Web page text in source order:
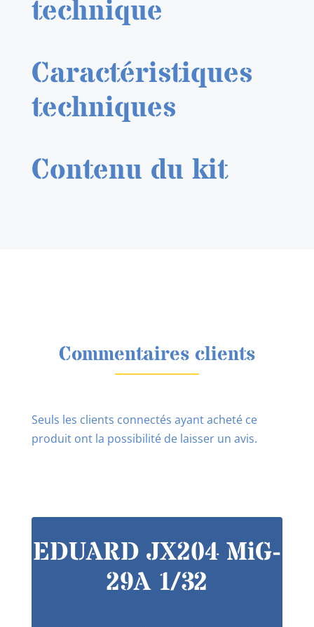
technique
Caractéristiques
techniques
Contenu du kit
Commentaires clients
Seuls les clients connectés ayant acheté ce
produit ont la possibilité de laisser un avis.
EDUARD JX204 MiG-
29A 1/32